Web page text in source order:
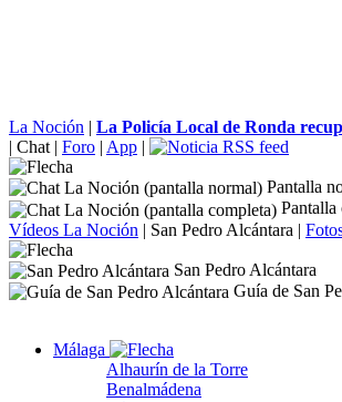
La Noción | La Policía Local de Ronda
| Chat | Foro | App |
Pantalla
Pantalla
Vídeos La Noción | San Pedro Alcántara |
San Pedro Alcántara
Guía de San
Málaga
Alhaurín de la Torre
Benalmádena